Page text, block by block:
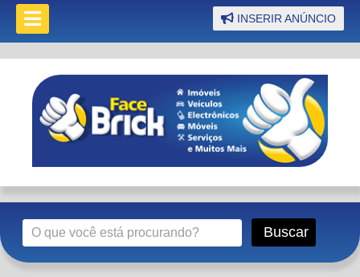
INSERIR ANÚNCIO